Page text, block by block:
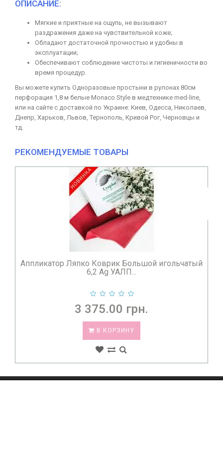
ОПИСАНИЕ:
Мягкие и приятные на ощупь, не вызывают
раздражения даже на чувствительной коже;
Обладают достаточной прочностью и удобны в
эксплуатации;
Обеспечивают соблюдение чистоты и гигиеничности во
время процедур.
Вы можете купить Одноразовые простыни в рулонах 80см
перфорация 1,8 м белые Monaco Style в медтехнике med-line,
или на сайте с доставкой по Украине: Киев, Одесса, Николаев,
Днепр, Харьков, Львов, Тернополь, Кривой Рог, Черновцы и
тд.
РЕКОМЕНДУЕМЫЕ ТОВАРЫ
Масло массажное для тела Chudesnik 1 л...
395.00 грн.
В КОРЗИНУ